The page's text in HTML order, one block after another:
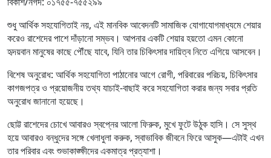
শুধু আর্থিক সহযোগিতাই নয়, এই মানবিক আবেদনটি সামাজিক যোগাযোগমাধ্যমে শেয়ার
করেও রাশেদের পাশে দাঁড়ানো সম্ভব। আপনার একটি শেয়ার হয়তো এমন কোনো
হৃদয়বান মানুষের কাছে পৌঁছে যাবে, যিনি তার চিকিৎসার দায়িত্ব নিতে এগিয়ে আসবেন।
বিশেষ অনুরোধ: আর্থিক সহযোগিতা পাঠানোর আগে রোগী, পরিবারের পরিচয়, চিকিৎসার
কাগজপত্র ও প্রয়োজনীয় তথ্য যাচাই-বাছাই করে সহযোগিতা করার জন্য সবার প্রতি
অনুরোধ জানানো হয়েছে।
ছোট্ট রাশেদের চোখে আবারও স্বপ্নের আলো ফিরুক, মুখে ফুটে উঠুক হাসি। সে সুস্থ
হয়ে আবারও বন্ধুদের সঙ্গে খেলাধুলা করুক, স্বাভাবিক জীবনে ফিরে আসুক—এটাই এখন
তার পরিবার এবং শুভাকাঙ্ক্ষীদের একমাত্র প্রত্যাশা।